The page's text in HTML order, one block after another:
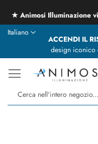
★ Animosi Illuminazione
ACCENDI IL
design iconico
Lingua
Italiano